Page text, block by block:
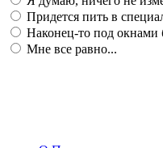
Придется пить в
Наконец-то под окнами
Мне все равно...